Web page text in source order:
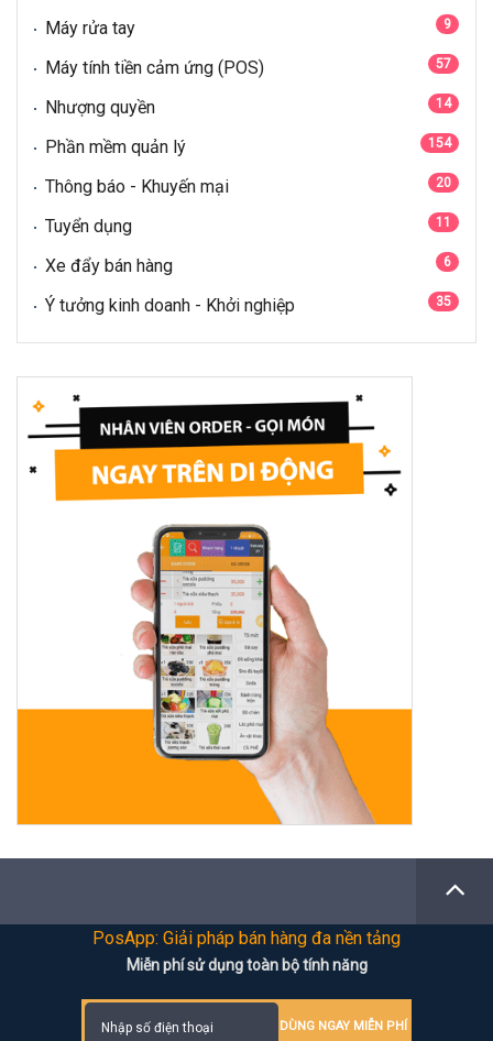
Máy rửa tay 9
Máy tính tiền cảm ứng (POS) 57
Nhượng quyền 14
Phần mềm quản lý 154
Thông báo - Khuyến mại 20
Tuyển dụng 11
Xe đẩy bán hàng 6
Ý tưởng kinh doanh - Khởi nghiệp 35
PosApp: Giải pháp bán hàng đa nền tảng
Miễn phí sử dụng toàn bộ tính năng
DÙNG NGAY MIỄN PHÍ